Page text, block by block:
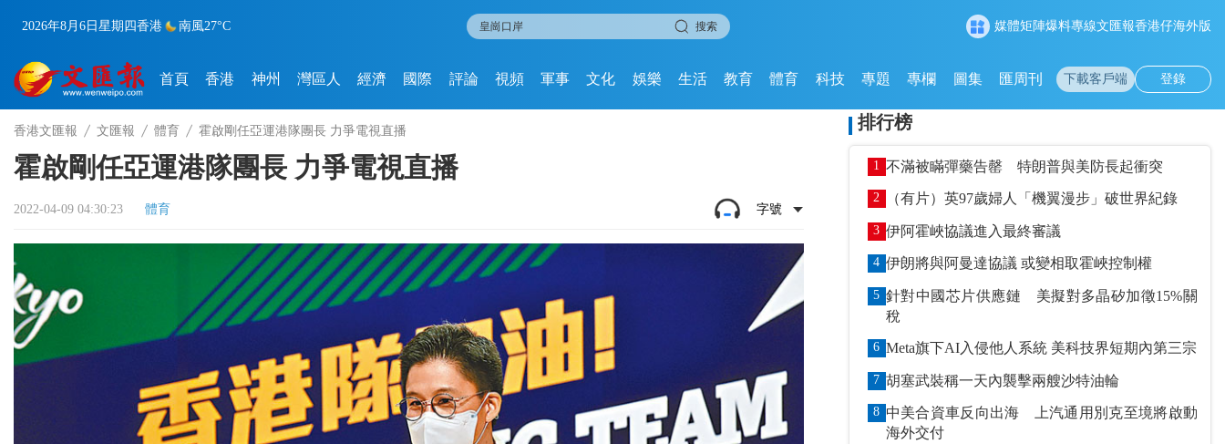
2026年8月6日 星期四香港 南風27°C 搜索 媒體矩陣爆料專線文匯報香港仔海外版
首頁 香港 神州 灣區人 經濟 國際 評論 視頻 軍事 文化 娛樂 生活 教育 體育 科技 專題 專欄 圖集 匯周刊 下載客戶端 登錄
香港文匯報 文匯報 體育 霍啟剛任亞運港隊團長 力爭電視直播
霍啟剛任亞運港隊團長 力爭電視直播
2022-04-09 04:30:23 體育 字號
排行榜
1 不滿被瞞彈藥告罄 特朗普與美防長起衝突
2 （有片）英97歲婦人「機翼漫步」破世界紀錄
3 伊阿霍峽協議進入最終審議
4 伊朗將與阿曼達協議 或變相取霍峽控制權
5 針對中國芯片供應鏈 美擬對多晶矽加徵15%關
稅
6 Meta旗下AI入侵他人系統 美科技界短期內第三宗
7 胡塞武裝稱一天內襲擊兩艘沙特油輪
8 中美合資車反向出海 上汽通用別克至境將啟動
海外交付